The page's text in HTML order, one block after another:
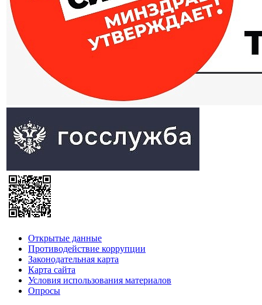
Открытые данные
Противодействие коррупции
Законодательная карта
Карта сайта
Условия использования материалов
Опросы